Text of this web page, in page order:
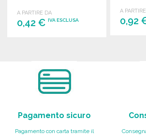
A PARTIRE DA
0,42 € IVA ESCLUSA
A
0,92
Pagamento sicuro
Pagamento con carta tramite il